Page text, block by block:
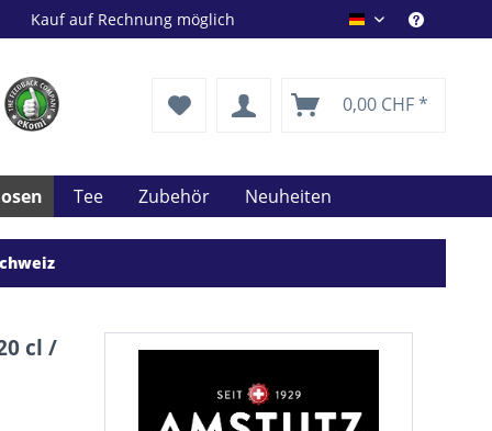
Kauf auf Rechnung möglich Drink Shop DE
0,00 CHF *
Tee Zubehör Neuheiten
cl /